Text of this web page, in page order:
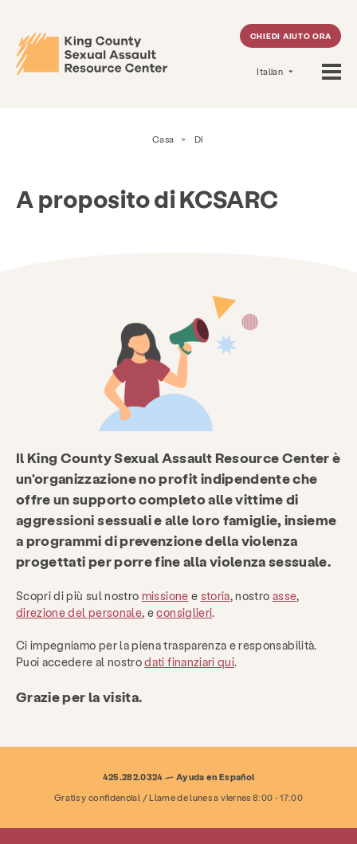
CHIEDI AIUTO ORA
Italian
Casa > Di
A proposito di KCSARC
Il King County Sexual Assault Resource Center è
un'organizzazione no profit indipendente che
offre un supporto completo alle vittime di
aggressioni sessuali e alle loro famiglie, insieme
a programmi di prevenzione della violenza
progettati per porre fine alla violenza sessuale.
Scopri di più sul nostro missione e storia, nostro asse,
direzione del personale, econsiglieri.
Ci impegniamo per la piena trasparenza e responsabilità.
Puoi accedere al nostrodati finanziari qui.
Grazie per la visita.
425.282.0324 — Ayuda en Español
Gratis y confidencial / Llame de lunes a viernes 8:00 - 17:00